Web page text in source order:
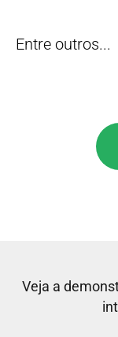
Entre outros...
Veja a